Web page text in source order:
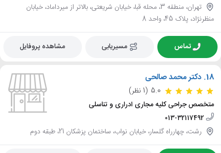
تهران، منطقه 3، محله قبا، خیابان شریعتی، بالاتر از میرداماد، خیابان
منظرنژاد، پلاک 45، واحد 8
تماس مسیریابی مشاهده پروفایل
18. دکتر محمد صالحی
5.0 (1 نظر)
متخصص جراحی کلیه مجاری ادراری و تناسلی
013-32117492
رشت، چهارراه گلسار، خیابان نواب، ساختمان پزشکان 21، طبقه دوم